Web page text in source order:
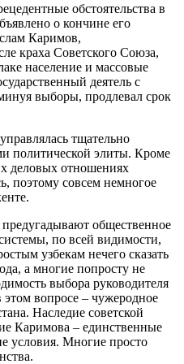
обстоятельства в
о кончине его
Каримов,
краха Советского Союза,
население и массовые
деятель с
выборы, продлевал срок
тщательно
политической элиты. Кроме
деловых отношениях
поэтому совсем немногое
общественное
по всей видимости,
узбекам нечего сказать
а многие попросту не
выбора руководителя
этом вопросе – чужеродное
Наследие советской
Каримова – единственные
условия. Многие просто